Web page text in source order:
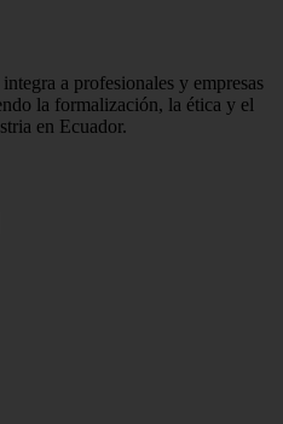
a profesionales y empresas
la formalización, la ética y el
en Ecuador.